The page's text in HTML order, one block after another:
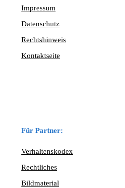
Impressum
Datenschutz
Rechtshinweis
Kontaktseite
Für Partner:
Verhaltenskodex
Rechtliches
Bildmaterial